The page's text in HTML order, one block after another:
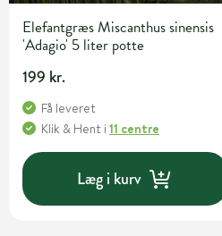
Elefantgræs Miscanthus sinensis
'Adagio' 5 liter potte
199 kr.
Få leveret
Klik & Hent i 11 centre
Læg i kurv